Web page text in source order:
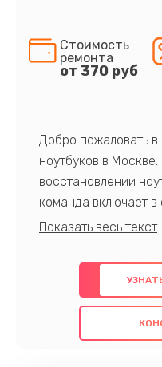
Стоимость
ремонта
от 370 руб
Добро пожаловать
ноутбуков в
восстановлении
команда включает
профессионалов с
предлагаем
использованием
также гарантируем
проведенных